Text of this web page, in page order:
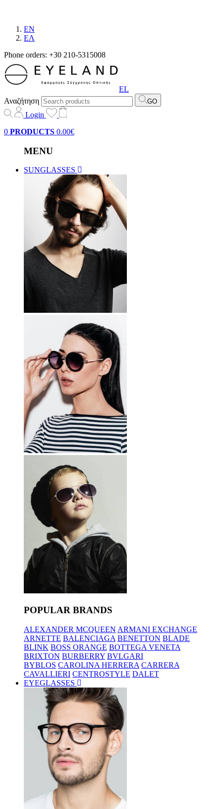
EN
EΛ
Phone orders: +30 210-5315008
EL
Αναζήτηση
GO
Login
0 PRODUCTS 0.00€
MENU
SUNGLASSES
POPULAR BRANDS
ALEXANDER MCQUEEN ARMANI EXCHANGE
ARNETTE BALENCIAGA BENETTON BLADE
BLINK BOSS ORANGE BOTTEGA VENETA
BRIXTON BURBERRY BVLGARI
BYBLOS CAROLINA HERRERA CARRERA
CAVALLIERI CENTROSTYLE DALET
EYEGLASSES